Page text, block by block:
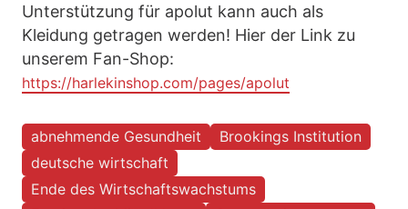
Unterstützung für apolut kann auch als
Kleidung getragen werden! Hier der Link zu
unserem Fan-Shop:
https://harlekinshop.com/pages/apolut
abnehmende Gesundheit
Brookings Institution
deutsche wirtschaft
Ende des Wirtschaftswachstums